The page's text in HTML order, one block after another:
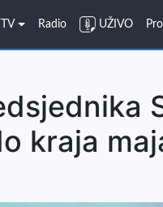
Radio UŽIVO
kraja